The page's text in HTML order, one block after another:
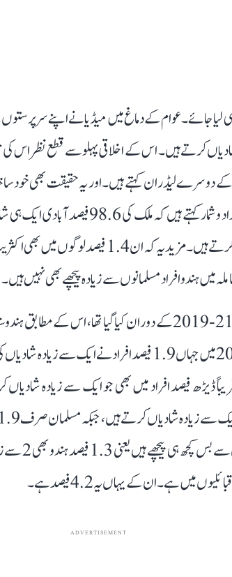
ہی لیا جائے۔ عوام کے دماغ میں میڈیا نے اپنے
کہ زیادہ تر مسلمان 4 شادیاں کرتے ہیں۔ اس کے اخلاقی پہلو سے
دوسرے لیڈران کہتے ہیں۔ اور یہ حقیقت بھی خود
افراد ہی ایک سے زیادہ شادیاں کرتے ہیں۔
ہندو افراد مسلمانوں سے زیادہ پیچھے بھی نہیں ہیں۔
نیشنل فیملی ہلتھ سروے-5 جو 21-2019 کے دوران کیا گیا
تقریباً ڈیڑھ فیصد افراد میں بھی جو ایک سے زیادہ
اور ہندو
میں ہے۔ ان کے یہاں یہ 4.2 فیصد ہے۔
ADVERTISEMENT